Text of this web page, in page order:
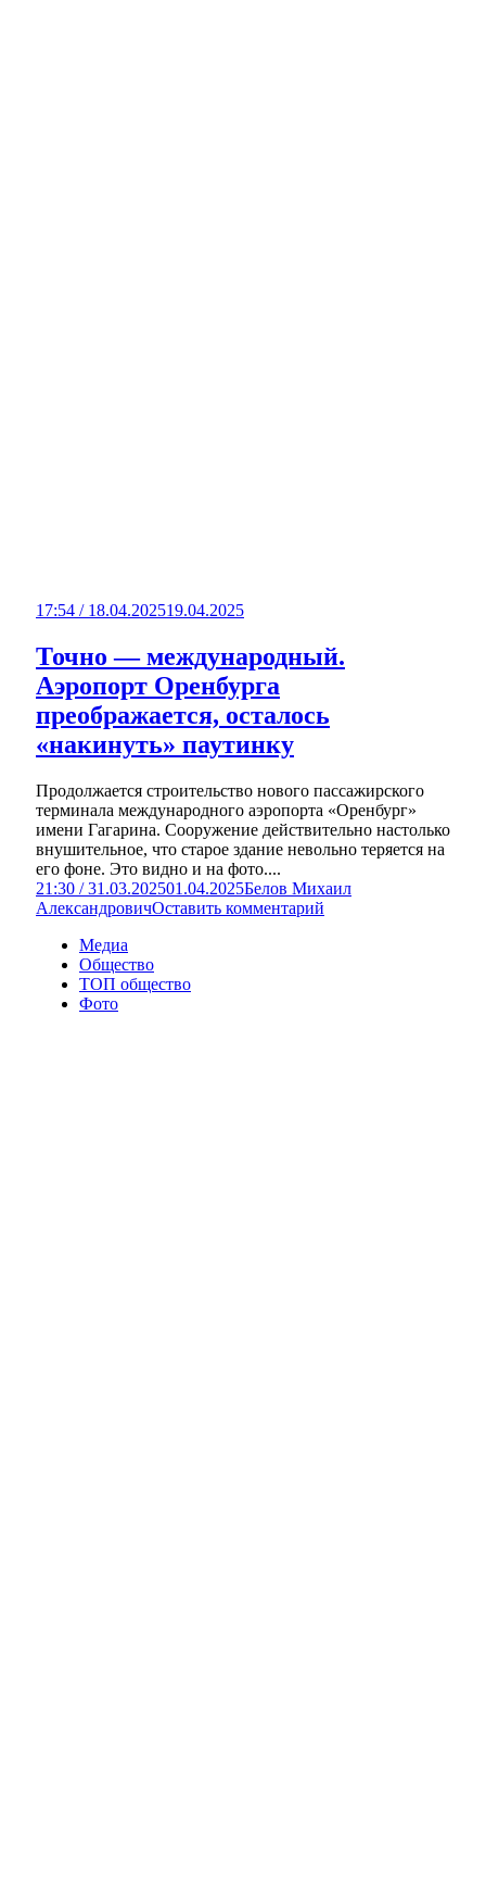
17:54 / 18.04.202519.04.2025
Точно — международный.
Аэропорт Оренбурга
преображается, осталось
«накинуть» паутинку
Продолжается строительство нового пассажирского
терминала международного аэропорта «Оренбург»
имени Гагарина. Сооружение действительно настолько
внушительное, что старое здание невольно теряется на
его фоне. Это видно и на фото....
21:30 / 31.03.202501.04.2025Белов Михаил
АлександровичОставить комментарий
Медиа
Общество
ТОП общество
Фото